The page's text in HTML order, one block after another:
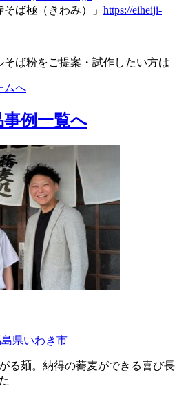
ば極（きわみ）」 https://eiheiji-
ば粉をご提案・試作したい方は
ムへ
県いわき市
る麺。納得の蕎麦ができる喜び長